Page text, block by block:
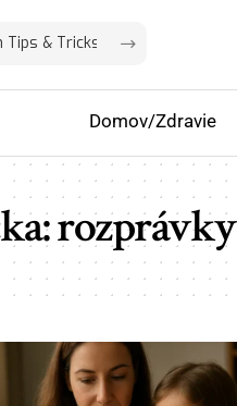
Domov/Zdravie
rozprávky